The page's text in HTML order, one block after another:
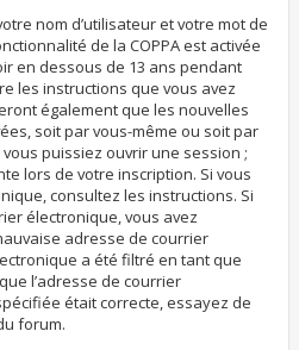
nom d’utilisateur et votre mot de
de la COPPA est activée
en dessous de 13 ans pendant
les instructions que vous avez
également que les nouvelles
soit par vous-même ou soit par
puissiez ouvrir une session ;
lors de votre inscription. Si vous
consultez les instructions. Si
électronique, vous avez
adresse de courrier
a été filtré en tant que
l’adresse de courrier
était correcte, essayez de
forum.